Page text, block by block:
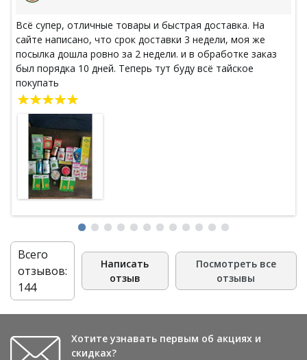
Всё супер, отличные товары и быстрая доставка. На
сайте написано, что срок доставки 3 недели, моя же
посылка дошла ровно за 2 недели. и в обработке заказ
был порядка 10 дней. Теперь тут буду всё тайское
покупать
Всего
отзывов:
144
Написать
отзыв
Посмотреть все
отзывы
Хотите узнавать первым об акциях и
скидках?